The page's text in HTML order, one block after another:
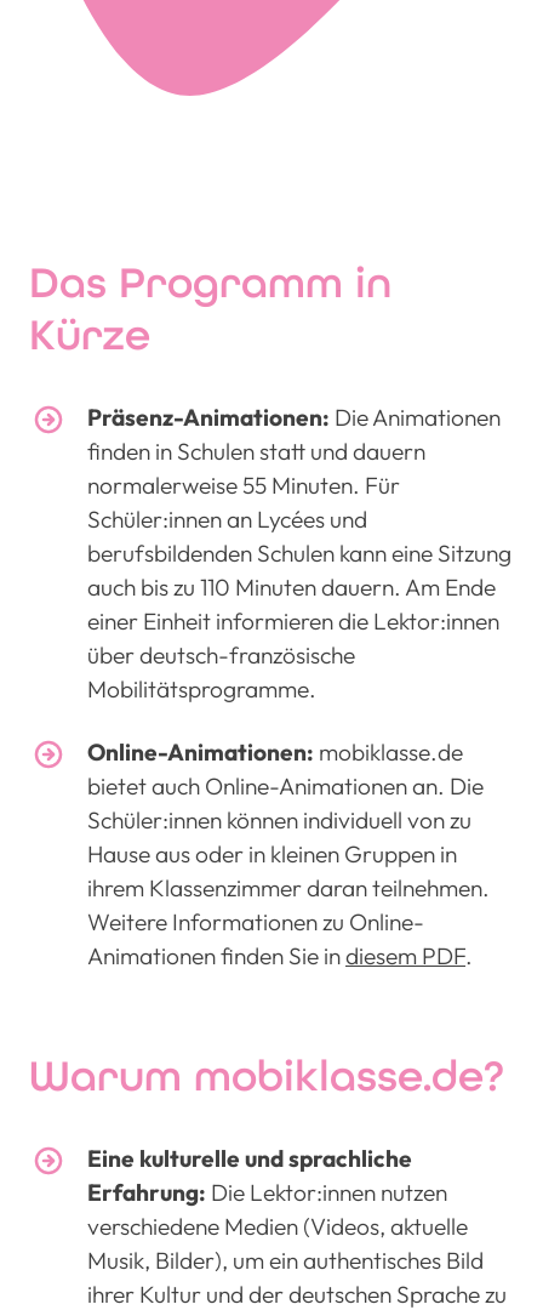
Das Programm in
Kürze
Präsenz-Animationen: Die Animationen
finden in Schulen statt und dauern
normalerweise 55 Minuten. Für
Schüler:innen an Lycées und
berufsbildenden Schulen kann eine Sitzung
auch bis zu 110 Minuten dauern. Am Ende
einer Einheit informieren die Lektor:innen
über deutsch-französische
Mobilitätsprogramme.
Online-Animationen: mobiklasse.de
bietet auch Online-Animationen an. Die
Schüler:innen können individuell von zu
Hause aus oder in kleinen Gruppen in
ihrem Klassenzimmer daran teilnehmen.
Weitere Informationen zu Online-
Animationen finden Sie indiesem PDF.
Warum mobiklasse.de?
Eine kulturelle und sprachliche
Erfahrung: Die Lektor:innen nutzen
verschiedene Medien (Videos, aktuelle
Musik, Bilder), um ein authentisches Bild
ihrer Kultur und der deutschen Sprache zu